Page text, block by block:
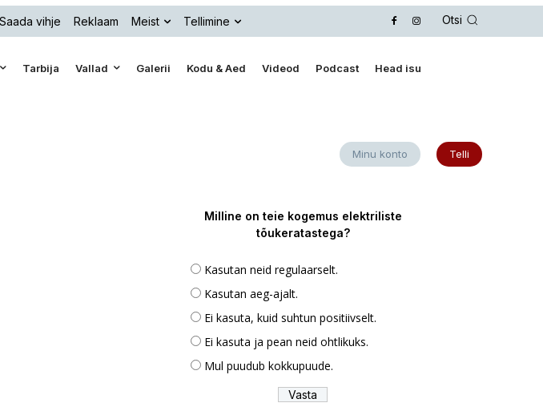
Saada vihje Reklaam Meist Tellimine Otsi
Tarbija Vallad Galerii Kodu & Aed Videod Podcast Head isu
Minu konto Telli
Milline on teie kogemus elektriliste
tõukeratastega?
Kasutan neid regulaarselt.
Kasutan aeg-ajalt.
Ei kasuta, kuid suhtun positiivselt.
Ei kasuta ja pean neid ohtlikuks.
Mul puudub kokkupuude.